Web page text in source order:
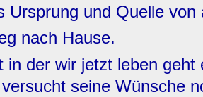
Ursprung und Quelle von
nach Hause.
in der wir jetzt leben
seine Wünsche